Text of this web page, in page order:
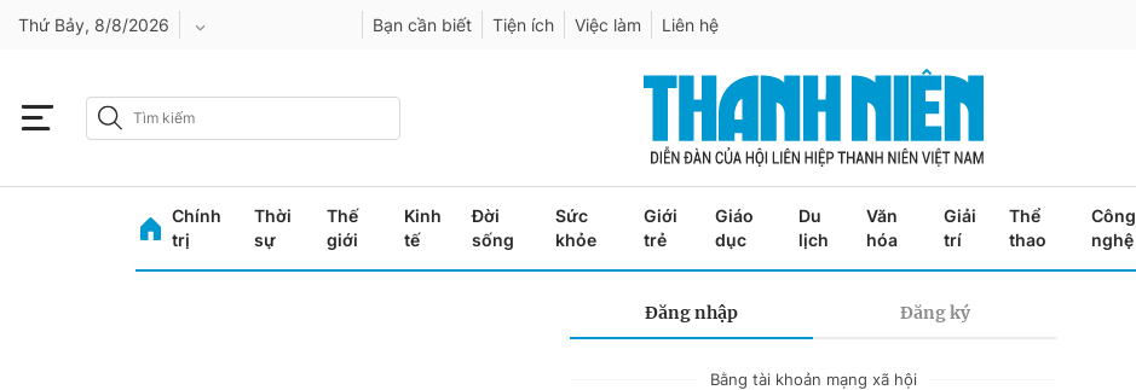
Thứ Bảy, 8/8/2026
Bình Phước
Bạn cần biết Tiện ích Việc làm Liên hệ
Chính
trị
Thời
sự
Thế
giới
Kinh
tế
Đời
sống
Sức
khỏe
Giới
trẻ
Giáo
dục
Du
lịch
Văn
hóa
Giải
trí
Thể
thao
Công
nghệ
Đăng nhập Đăng ký
Bằng tài khoản mạng xã hội